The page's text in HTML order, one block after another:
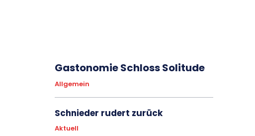
Gastonomie Schloss Solitude
Allgemein
Schnieder rudert zurück
Aktuell